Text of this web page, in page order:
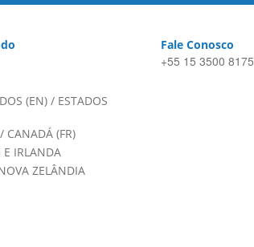
(EN)/ ESTADOS
CANADÁ (FR)
IRLANDA
ZELÂNDIA
Fale Conosco
+55 15 3500 8175